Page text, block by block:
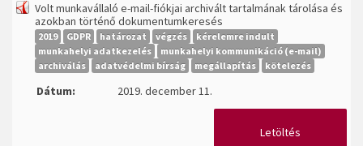
Volt munkavállaló e-mail-fiókjai archivált tartalmának tárolása és
azokban történő dokumentumkeresés
2019 GDPR határozat végzés
kérelemre indult
munkahelyi adatkezelés
munkahelyi kommunikáció (e-mail)
archiválás
adatvédelmi bírság megállapítás kötelezés
Dátum: 2019. december 11.
Letöltés